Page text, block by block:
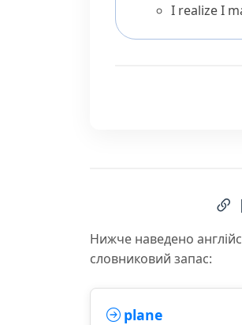
I realize I
Нижче наведено
словниковий запас:
plane